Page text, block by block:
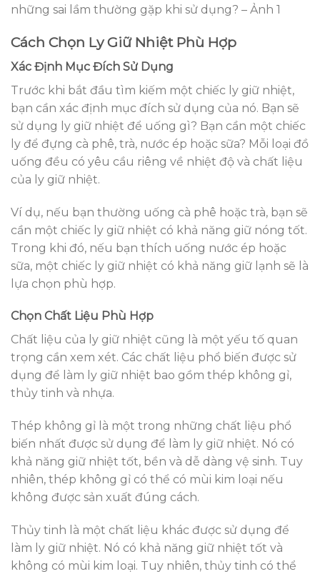
những sai lầm thường gặp khi sử dụng? – Ảnh 1
Cách Chọn Ly Giữ Nhiệt Phù Hợp
Xác Định Mục Đích Sử Dụng
Trước khi bắt đầu tìm kiếm một chiếc ly giữ nhiệt,
bạn cần xác định mục đích sử dụng của nó. Bạn sẽ
sử dụng ly giữ nhiệt để uống gì? Bạn cần một chiếc
ly để đựng cà phê, trà, nước ép hoặc sữa? Mỗi loại đồ
uống đều có yêu cầu riêng về nhiệt độ và chất liệu
của ly giữ nhiệt.
Ví dụ, nếu bạn thường uống cà phê hoặc trà, bạn sẽ
cần một chiếc ly giữ nhiệt có khả năng giữ nóng tốt.
Trong khi đó, nếu bạn thích uống nước ép hoặc
sữa, một chiếc ly giữ nhiệt có khả năng giữ lạnh sẽ là
lựa chọn phù hợp.
Chọn Chất Liệu Phù Hợp
Chất liệu của ly giữ nhiệt cũng là một yếu tố quan
trọng cần xem xét. Các chất liệu phổ biến được sử
dụng để làm ly giữ nhiệt bao gồm thép không gỉ,
thủy tinh và nhựa.
Thép không gỉ là một trong những chất liệu phổ
biến nhất được sử dụng để làm ly giữ nhiệt. Nó có
khả năng giữ nhiệt tốt, bền và dễ dàng vệ sinh. Tuy
nhiên, thép không gỉ có thể có mùi kim loại nếu
không được sản xuất đúng cách.
Thủy tinh là một chất liệu khác được sử dụng để
làm ly giữ nhiệt. Nó có khả năng giữ nhiệt tốt và
không có mùi kim loại. Tuy nhiên, thủy tinh có thể